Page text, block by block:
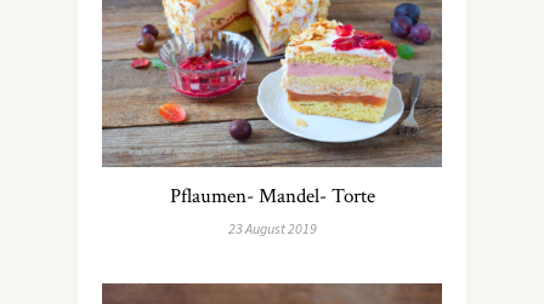
Pflaumen- Mandel- Torte
23 August 2019